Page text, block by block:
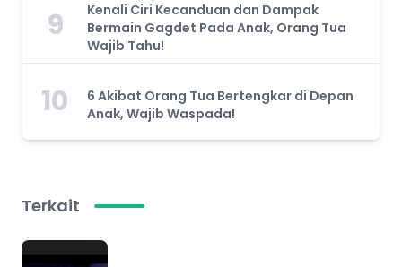
9
Kenali Ciri Kecanduan dan Dampak
Bermain Gagdet Pada Anak, Orang Tua
Wajib Tahu!
10
6 Akibat Orang Tua Bertengkar di Depan
Anak, Wajib Waspada!
Terkait